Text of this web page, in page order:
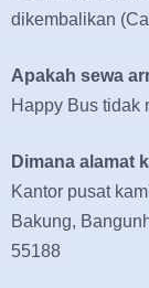
dikembalikan
Apakah sewa
Happy Bus tidak
Dimana alamat
Kantor pusat
Bakung,
55188